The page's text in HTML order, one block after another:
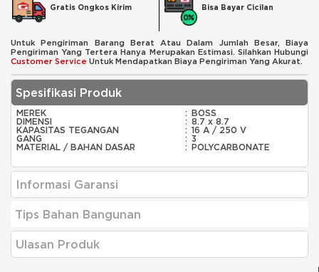
Gratis Ongkos Kirim Bisa Bayar Cicilan
Untuk Pengiriman Barang Berat Atau Dalam Jumlah Besar, Biaya
Pengiriman Yang Tertera Hanya Merupakan Estimasi. Silahkan Hubungi
Customer Service Untuk Mendapatkan Biaya Pengiriman Yang Akurat.
Spesifikasi Produk
MEREK : BOSS
DIMENSI
: 8.7 x 8.7
KAPASITAS TEGANGAN
: 16 A / 250 V
GANG
: 3
MATERIAL / BAHAN DASAR
: POLYCARBONATE
Informasi Garansi
Tips Bahan Bangunan
Ulasan Produk